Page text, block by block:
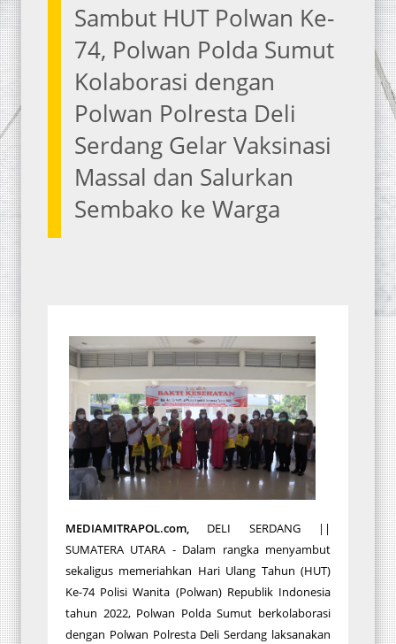
Sambut HUT Polwan Ke-
74, Polwan Polda Sumut
Kolaborasi dengan
Polwan Polresta Deli
Serdang Gelar Vaksinasi
Massal dan Salurkan
Sembako ke Warga
MEDIAMITRAPOL.com, DELI SERDANG ||
SUMATERA UTARA - Dalam rangka menyambut
sekaligus memeriahkan Hari Ulang Tahun (HUT)
Ke-74 Polisi Wanita (Polwan) Republik Indonesia
tahun 2022, Polwan Polda Sumut berkolaborasi
dengan Polwan Polresta Deli Serdang laksanakan